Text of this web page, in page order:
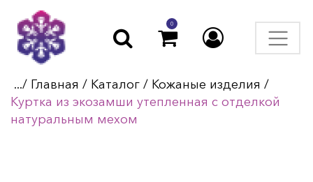
0
.../ Главная / Каталог / Кожаные изделия /
Куртка из экозамши утепленная с отделкой
натуральным мехом